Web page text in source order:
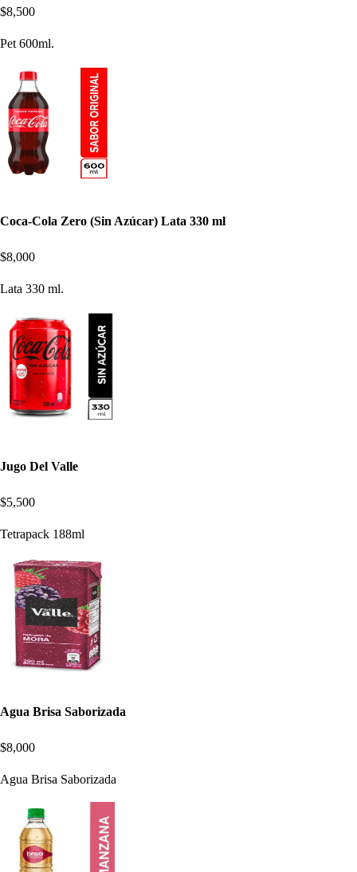
$8,500
Pet 600ml.
Coca-Cola Zero (Sin Azúcar) Lata 330 ml
$8,000
Lata 330 ml.
Jugo Del Valle
$5,500
Tetrapack 188ml
Agua Brisa Saborizada
$8,000
Agua Brisa Saborizada